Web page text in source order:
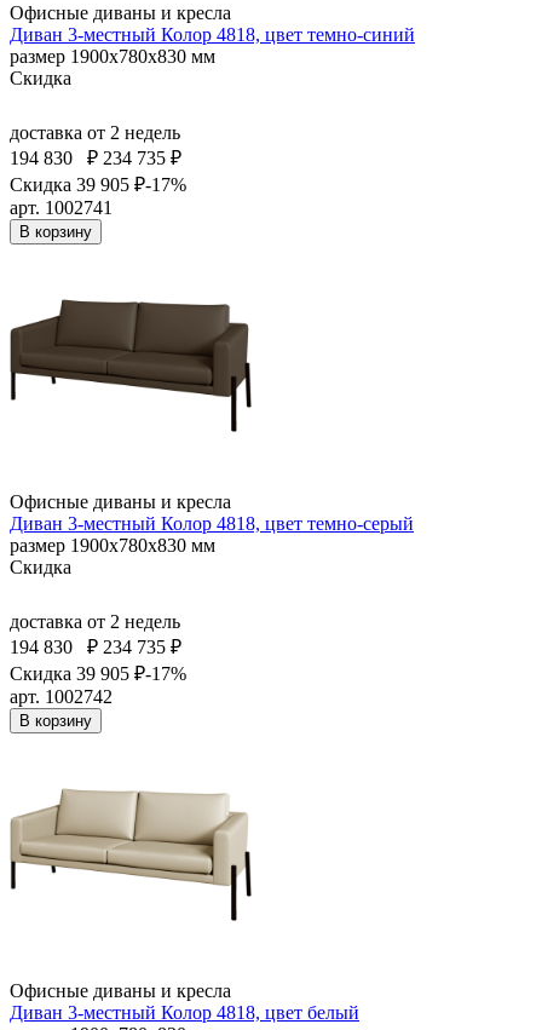
Офисные диваны и кресла
Диван 3-местный Колор 4818, цвет темно-синий
размер 1900х780х830 мм
Скидка
доставка от 2 недель
194 830
₽ 234 735 ₽
Скидка 39 905 ₽-17%
арт. 1002741
В корзину
Офисные диваны и кресла
Диван 3-местный Колор 4818, цвет темно-серый
размер 1900х780х830 мм
Скидка
доставка от 2 недель
194 830
₽ 234 735 ₽
Скидка 39 905 ₽-17%
арт. 1002742
В корзину
Офисные диваны и кресла
Диван 3-местный Колор 4818, цвет белый